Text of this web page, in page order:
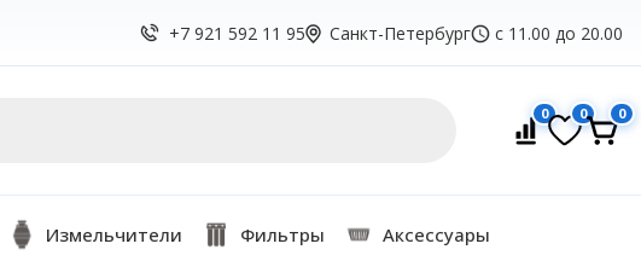
+7 921 592 11 95 Санкт-Петербург с 11.00 до 20.00
0 0 0
Измельчители Фильтры Аксессуары